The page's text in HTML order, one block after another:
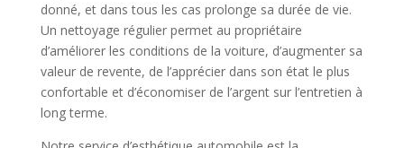
donné, et dans tous les cas prolonge sa durée de vie.
Un nettoyage régulier permet au propriétaire
d’améliorer les conditions de la voiture, d’augmenter sa
valeur de revente, de l’apprécier dans son état le plus
confortable et d’économiser de l’argent sur l’entretien à
long terme.